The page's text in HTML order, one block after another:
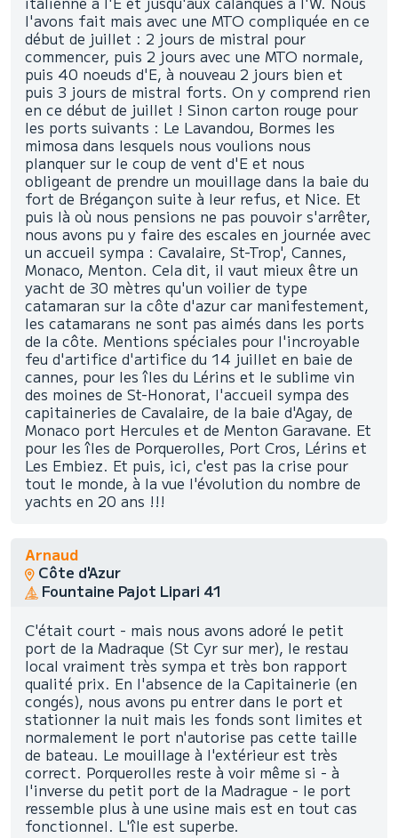
l'avons fait mais avec une MTO compliquée en ce
début de juillet : 2 jours de mistral pour
commencer, puis 2 jours avec une MTO normale,
puis 40 noeuds d'E, à nouveau 2 jours bien et
puis 3 jours de mistral forts. On y comprend rien
en ce début de juillet ! Sinon carton rouge pour
les ports suivants : Le Lavandou, Bormes les
mimosa dans lesquels nous voulions nous
planquer sur le coup de vent d'E et nous
obligeant de prendre un mouillage dans la baie du
fort de Brégançon suite à leur refus, et Nice. Et
puis là où nous pensions ne pas pouvoir s'arrêter,
nous avons pu y faire des escales en journée avec
un accueil sympa : Cavalaire, St-Trop', Cannes,
Monaco, Menton. Cela dit, il vaut mieux être un
yacht de 30 mètres qu'un voilier de type
catamaran sur la côte d'azur car manifestement,
les catamarans ne sont pas aimés dans les ports
de la côte. Mentions spéciales pour l'incroyable
feu d'artifice d'artifice du 14 juillet en baie de
cannes, pour les îles du Lérins et le sublime vin
des moines de St-Honorat, l'accueil sympa des
capitaineries de Cavalaire, de la baie d'Agay, de
Monaco port Hercules et de Menton Garavane. Et
pour les îles de Porquerolles, Port Cros, Lérins et
Les Embiez. Et puis, ici, c'est pas la crise pour
tout le monde, à la vue l'évolution du nombre de
yachts en 20 ans !!!
Arnaud
Côte d'Azur
Fountaine Pajot Lipari 41
C'était court - mais nous avons adoré le petit
port de la Madraque (St Cyr sur mer), le restau
local vraiment très sympa et très bon rapport
qualité prix. En l'absence de la Capitainerie (en
congés), nous avons pu entrer dans le port et
stationner la nuit mais les fonds sont limites et
normalement le port n'autorise pas cette taille
de bateau. Le mouillage à l'extérieur est très
correct. Porquerolles reste à voir même si - à
l'inverse du petit port de la Madrague - le port
ressemble plus à une usine mais est en tout cas
fonctionnel. L'île est superbe.